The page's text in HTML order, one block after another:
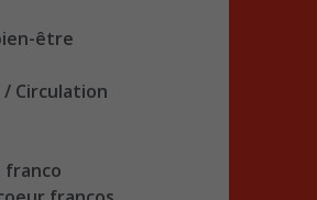
être
Circulation
franco